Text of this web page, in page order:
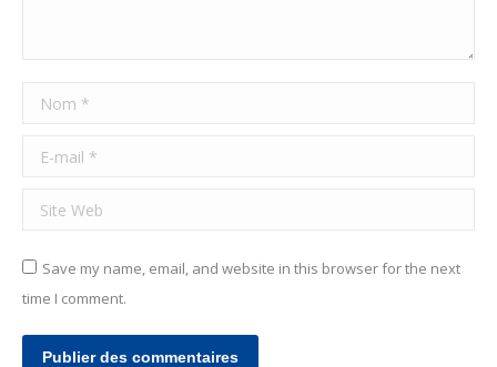
Nom *
E-mail *
Site Web
Save my name, email, and website in this browser for the next
time I comment.
Publier des commentaires